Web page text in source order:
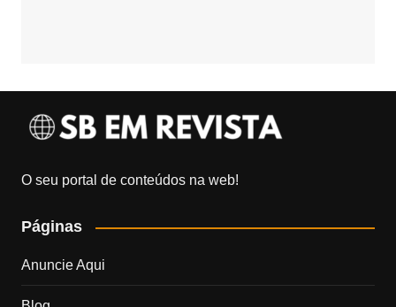
O seu portal de conteúdos na web!
Páginas
Anuncie Aqui